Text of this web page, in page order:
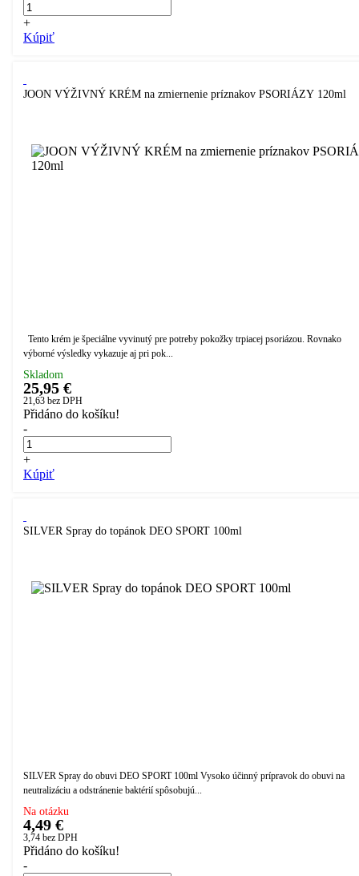
+
Kúpiť
JOON VÝŽIVNÝ KRÉM na zmiernenie príznakov PSORIÁZY 120ml
Tento krém je špeciálne vyvinutý pre potreby pokožky trpiacej psoriázou. Rovnako
výborné výsledky vykazuje aj pri pok...
Skladom
25,95 €
21,63 bez DPH
Přidáno do košíku!
-
+
Kúpiť
SILVER Spray do topánok DEO SPORT 100ml
SILVER Spray do obuvi DEO SPORT 100ml Vysoko účinný prípravok do obuvi na
neutralizáciu a odstránenie baktérií spôsobujú...
Na otázku
4,49 €
3,74 bez DPH
Přidáno do košíku!
-